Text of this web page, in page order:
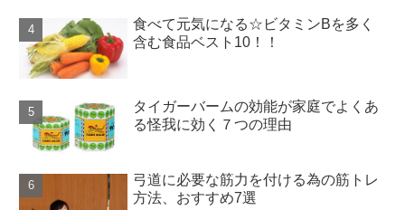
食べて元気になる☆ビタミンBを多く
含む食品ベスト10！！
タイガーバームの効能が家庭でよくあ
る怪我に効く７つの理由
弓道に必要な筋力を付ける為の筋トレ
方法、おすすめ7選